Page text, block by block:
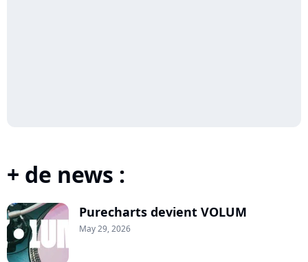
+ de news :
Purecharts devient VOLUM
May 29, 2026